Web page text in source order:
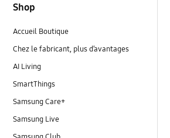
Shop
Accueil Boutique
Chez le fabricant, plus d’avantages
AI Living
SmartThings
Samsung Care+
Samsung Live